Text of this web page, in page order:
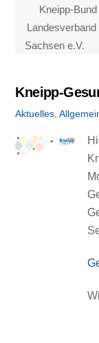
content
Kneipp-Bund
Landesverband
Sachsen e.V.
Kneipp-
Aktuelles ,